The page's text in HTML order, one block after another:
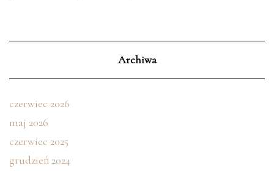
Archiwa
czerwiec 2026
maj 2026
czerwiec 2025
grudzień 2024